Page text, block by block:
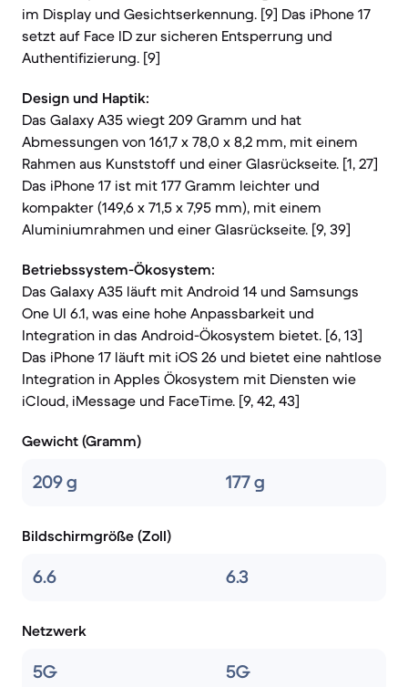
im Display und Gesichtserkennung. [9] Das iPhone 17
setzt auf Face ID zur sicheren Entsperrung und
Authentifizierung. [9]
Design und Haptik:
Das Galaxy A35 wiegt 209 Gramm und hat
Abmessungen von 161,7 x 78,0 x 8,2 mm, mit einem
Rahmen aus Kunststoff und einer Glasrückseite. [1, 27]
Das iPhone 17 ist mit 177 Gramm leichter und
kompakter (149,6 x 71,5 x 7,95 mm), mit einem
Aluminiumrahmen und einer Glasrückseite. [9, 39]
Betriebssystem-Ökosystem:
Das Galaxy A35 läuft mit Android 14 und Samsungs
One UI 6.1, was eine hohe Anpassbarkeit und
Integration in das Android-Ökosystem bietet. [6, 13]
Das iPhone 17 läuft mit iOS 26 und bietet eine nahtlose
Integration in Apples Ökosystem mit Diensten wie
iCloud, iMessage und FaceTime. [9, 42, 43]
Gewicht (Gramm)
209 g 177 g
Bildschirmgröße (Zoll)
6.6 6.3
Netzwerk
5G 5G